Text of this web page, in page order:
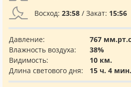
Восход: 23:58 / Закат: 15:56
Давление:
767
Влажность воздуха:
38%
Видимость:
10 км.
Длина светового дня:
15 ч. 4 мин.